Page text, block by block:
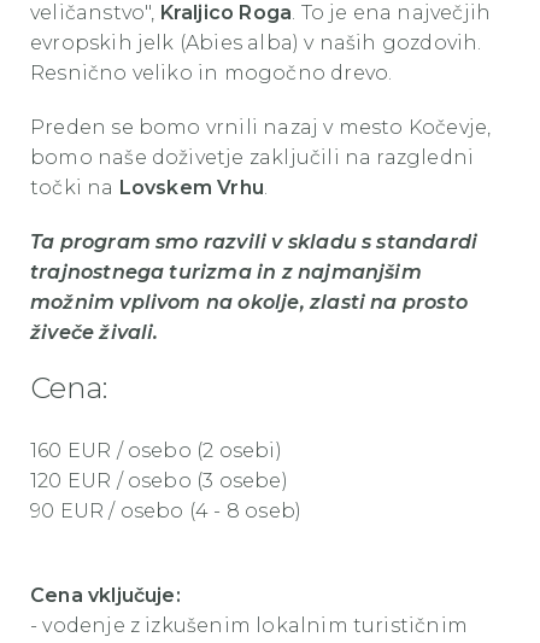
veličanstvo", Kraljico Roga. To je ena največjih
evropskih jelk (Abies alba) v naših gozdovih.
Resnično veliko in mogočno drevo.
Preden se bomo vrnili nazaj v mesto Kočevje,
bomo naše doživetje zaključili na razgledni
točki na Lovskem Vrhu.
Ta program smo razvili v skladu s standardi
trajnostnega turizma in z najmanjšim
možnim vplivom na okolje, zlasti na prosto
živeče živali.
Cena:
160 EUR / osebo (2 osebi)
120 EUR / osebo (3 osebe)
90 EUR / osebo (4 - 8 oseb)
Cena vključuje:
- vodenje z izkušenim lokalnim turističnim